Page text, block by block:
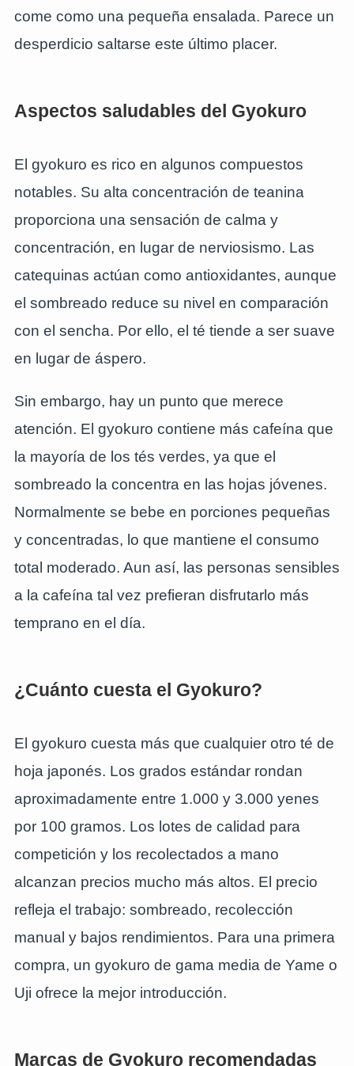
come como una pequeña ensalada. Parece un
desperdicio saltarse este último placer.
Aspectos saludables del Gyokuro
El gyokuro es rico en algunos compuestos
notables. Su alta concentración de teanina
proporciona una sensación de calma y
concentración, en lugar de nerviosismo. Las
catequinas actúan como antioxidantes, aunque
el sombreado reduce su nivel en comparación
con el sencha. Por ello, el té tiende a ser suave
en lugar de áspero.
Sin embargo, hay un punto que merece
atención. El gyokuro contiene más cafeína que
la mayoría de los tés verdes, ya que el
sombreado la concentra en las hojas jóvenes.
Normalmente se bebe en porciones pequeñas
y concentradas, lo que mantiene el consumo
total moderado. Aun así, las personas sensibles
a la cafeína tal vez prefieran disfrutarlo más
temprano en el día.
¿Cuánto cuesta el Gyokuro?
El gyokuro cuesta más que cualquier otro té de
hoja japonés. Los grados estándar rondan
aproximadamente entre 1.000 y 3.000 yenes
por 100 gramos. Los lotes de calidad para
competición y los recolectados a mano
alcanzan precios mucho más altos. El precio
refleja el trabajo: sombreado, recolección
manual y bajos rendimientos. Para una primera
compra, un gyokuro de gama media de Yame o
Uji ofrece la mejor introducción.
Marcas de Gyokuro recomendadas